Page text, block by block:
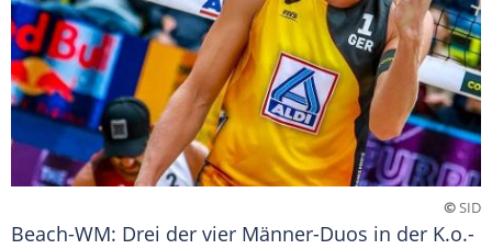
©SID
Beach-WM: Drei der vier Männer-Duos in der K.o.-